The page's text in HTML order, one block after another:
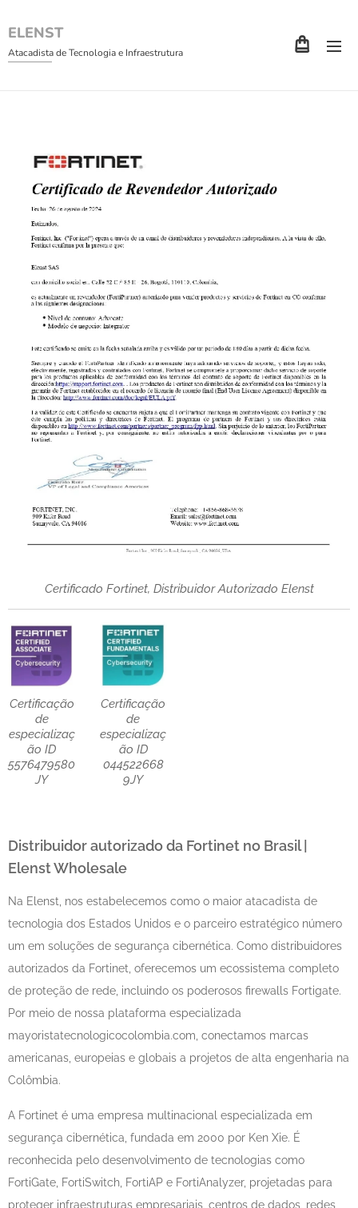
ELENST
Atacadista de Tecnologia e Infraestrutura
Certificado Fortinet, Distribuidor Autorizado Elenst
Certificação
de
especializaç
ão ID
5576479580
JY
Certificação
de
especializaç
ão ID
044522668
9JY
Distribuidor autorizado da Fortinet no Brasil |
Elenst Wholesale
Na Elenst, nos estabelecemos como o maior atacadista de
tecnologia dos Estados Unidos e o parceiro estratégico número
um em soluções de segurança cibernética. Como distribuidores
autorizados da Fortinet, oferecemos um ecossistema completo
de proteção de rede, incluindo os poderosos firewalls Fortigate.
Por meio de nossa plataforma especializada
mayoristatecnologicocolombia.com, conectamos marcas
americanas, europeias e globais a projetos de alta engenharia na
Colômbia.
A Fortinet é uma empresa multinacional especializada em
segurança cibernética, fundada em 2000 por Ken Xie. É
reconhecida pelo desenvolvimento de tecnologias como
FortiGate, FortiSwitch, FortiAP e FortiAnalyzer, projetadas para
proteger infraestruturas empresariais, centros de dados, redes